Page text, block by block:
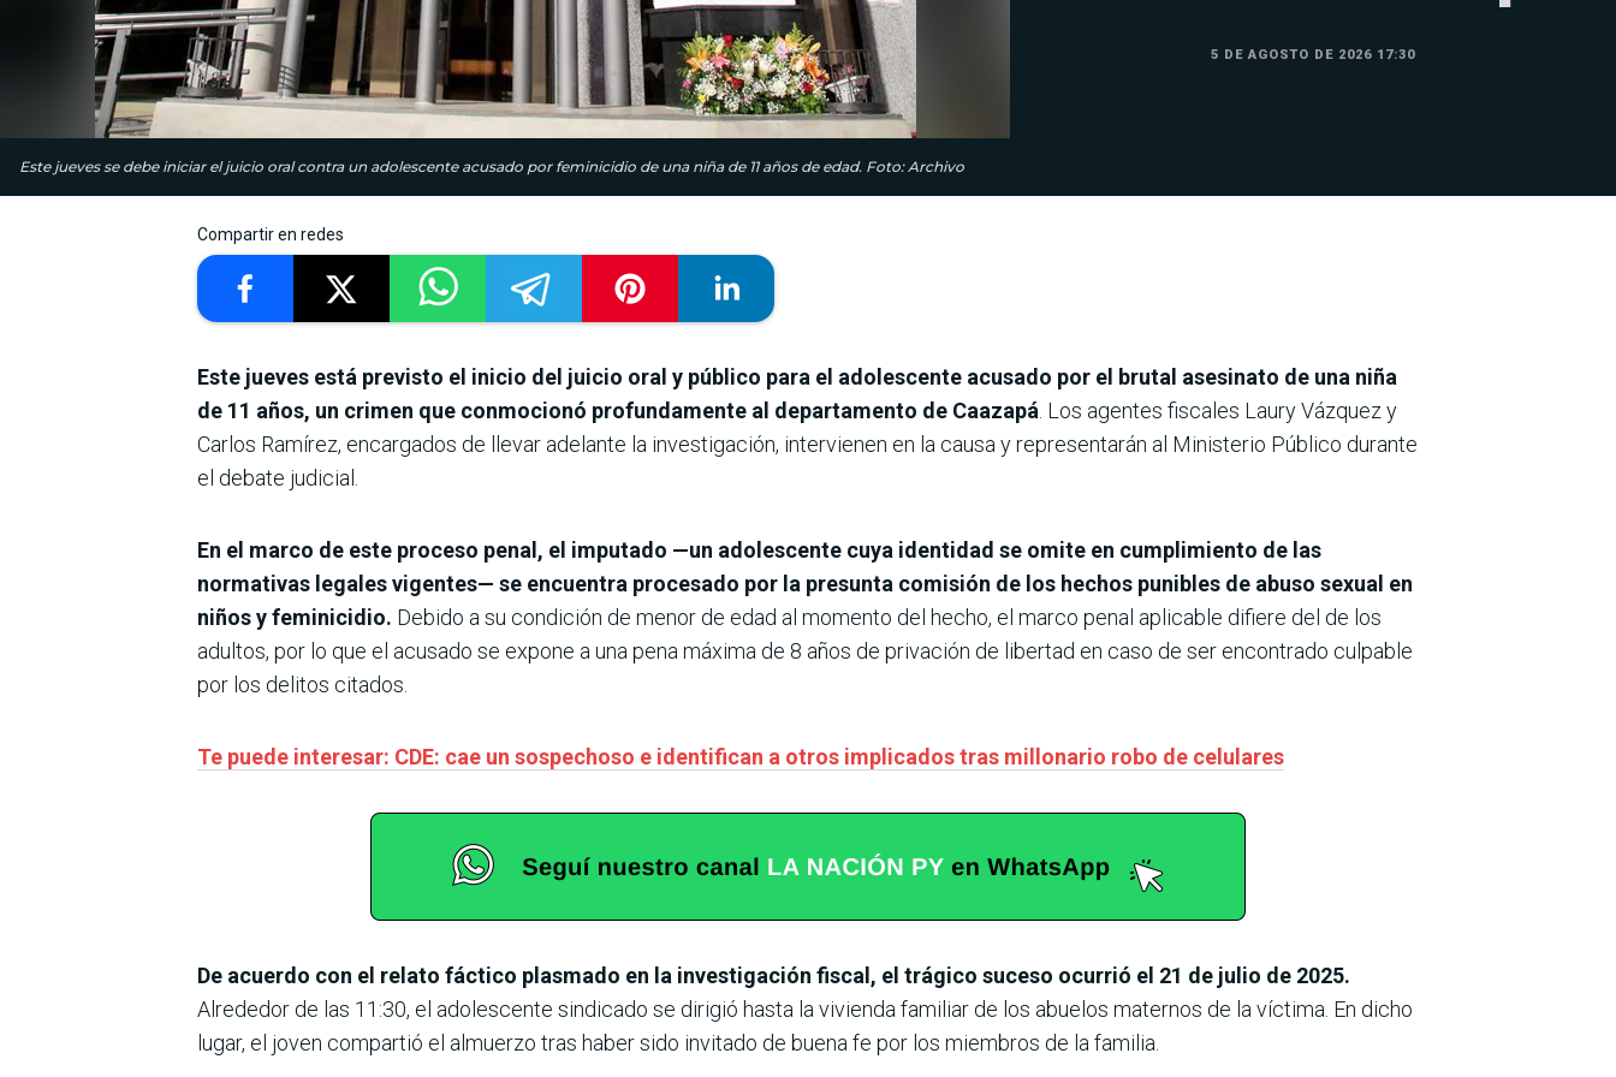
Este jueves se debe iniciar el juicio oral contra un adolescente acusado por feminicidio de una niña de 11 años de edad. Foto: Archivo
5 DE AGOSTO DE 2026 17:30
Compartir en redes
Este jueves está previsto el inicio del juicio oral y público para el adolescente acusado por el brutal asesinato de una niña
de 11 años, un crimen que conmocionó profundamente al departamento de Caazapá. Los agentes fiscales Laury Vázquez y
Carlos Ramírez, encargados de llevar adelante la investigación, intervienen en la causa y representarán al Ministerio Público durante
el debate judicial.
En el marco de este proceso penal, el imputado —un adolescente cuya identidad se omite en cumplimiento de las
normativas legales vigentes— se encuentra procesado por la presunta comisión de los hechos punibles de abuso sexual en
niños y feminicidio. Debido a su condición de menor de edad al momento del hecho, el marco penal aplicable difiere del de los
adultos, por lo que el acusado se expone a una pena máxima de 8 años de privación de libertad en caso de ser encontrado culpable
por los delitos citados.
Te puede interesar: CDE: cae un sospechoso e identifican a otros implicados tras millonario robo de celulares
De acuerdo con el relato fáctico plasmado en la investigación fiscal, el trágico suceso ocurrió el 21 de julio de 2025.
Alrededor de las 11:30, el adolescente sindicado se dirigió hasta la vivienda familiar de los abuelos maternos de la víctima. En dicho
lugar, el joven compartió el almuerzo tras haber sido invitado de buena fe por los miembros de la familia.